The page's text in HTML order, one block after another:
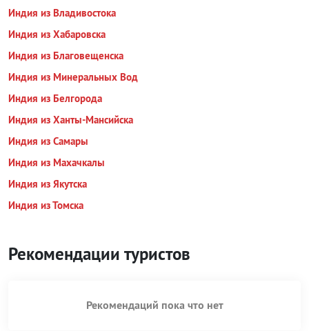
Индия из Владивостока
Индия из Хабаровска
Индия из Благовещенска
Индия из Минеральных Вод
Индия из Белгорода
Индия из Ханты-Мансийска
Индия из Самары
Индия из Махачкалы
Индия из Якутска
Индия из Томска
Рекомендации туристов
Рекомендаций пока что нет